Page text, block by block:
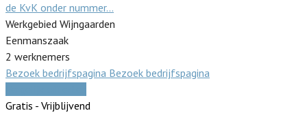
de KvK onder nummer…
Werkgebied Wijngaarden
Eenmanszaak
2 werknemers
Bezoek bedrijfspagina Bezoek bedrijfspagina
Gratis - Vrijblijvend